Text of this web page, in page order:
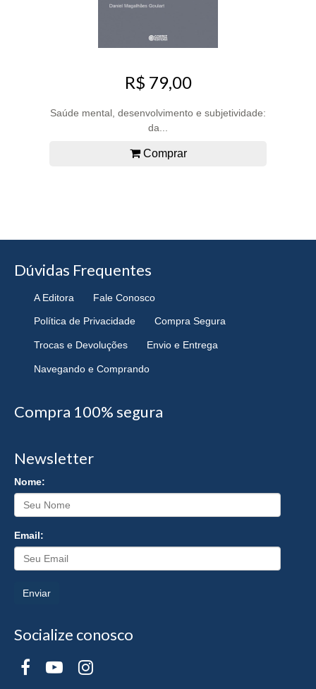
R$ 79,00
Saúde mental, desenvolvimento e subjetividade:
da...
Comprar
Dúvidas Frequentes
A Editora Fale Conosco
Política de Privacidade Compra Segura
Trocas e Devoluções Envio e Entrega
Navegando e Comprando
Compra 100% segura
Newsletter
Nome:
Email:
Enviar
Socialize conosco